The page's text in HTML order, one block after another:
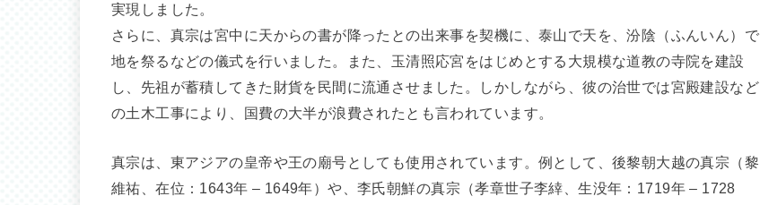
実現しました。
さらに、真宗は宮中に天からの書が降ったとの出来事を契機に、泰山で天を、汾陰（ふんいん）で
地を祭るなどの儀式を行いました。また、玉清照応宮をはじめとする大規模な道教の寺院を建設
し、先祖が蓄積してきた財貨を民間に流通させました。しかしながら、彼の治世では宮殿建設など
の土木工事により、国費の大半が浪費されたとも言われています。
真宗は、東アジアの皇帝や王の廟号としても使用されています。例として、後黎朝大越の真宗（黎
維祐、在位：1643年 – 1649年）や、李氏朝鮮の真宗（孝章世子李緈、生没年：1719年 – 1728